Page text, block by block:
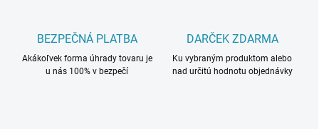
BEZPEČNÁ PLATBA
Akákoľvek forma úhrady tovaru je
u nás 100% v bezpečí
DARČEK ZDARMA
Ku vybraným produktom alebo
nad určitú hodnotu objednávky